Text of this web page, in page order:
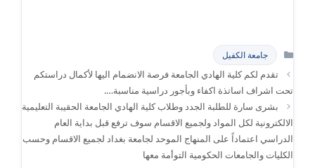
التصنيفات
جامعة الكفيل
تقدم لكم كلية الهادي الجامعة فرصة الانضمام اليها لأكمال دراستكم
تحت اشراف اساتذة اكفاء وبأجور دراسية مناسبة….
بشرى سارة للطلبة الجدد وطلاب كلية الهادي الجامعة الحقيبة التعليمية
الالكترونية لكل المواد ولجميع الاقسام سوف ترفع قبل بداية العام
الدراسي اعتماداً على المنهاج الموحد لجامعة بغداد لجميع الاقسام وحسب
الكليات والجامعات الحكومية التوأمة معها